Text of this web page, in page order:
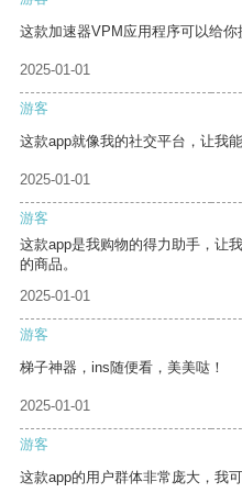
这款加速器VPM应用程序可以给你
2025-01-01
游客
这款app就像我的社交平台，让我
2025-01-01
游客
这款app是我购物的得力助手，让
的商品。
2025-01-01
游客
梯子神器，ins随便看，美美哒！
2025-01-01
游客
这款app的用户群体非常庞大，我